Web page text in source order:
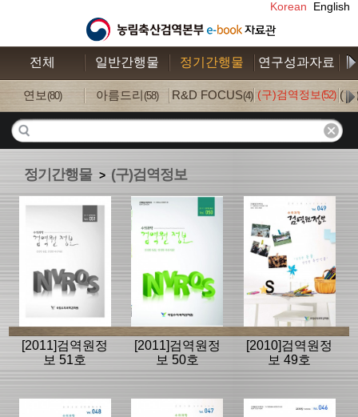
Korean English
전체 일반간행물 정기간행물 연구성과자료
연보(80) 아름드리(58) R&D FOCUS(4) (구)검역정보(52) (
정기간행물 > (구)검역정보
[2011]검역원정
보 51호
[2011]검역원정
보 50호
[2010]검역원정
보 49호